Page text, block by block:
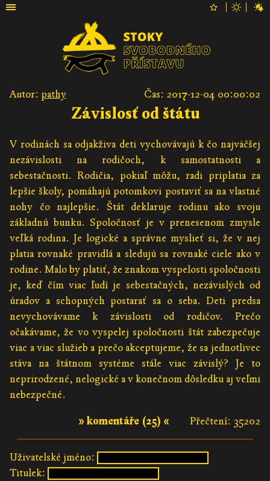
Autor: pathy Čas: 2017-12-04 00:00:02
Závislosť od štátu
V rodinách sa odjakživa deti vychovávajú k čo najväčšej
nezávislosti na rodičoch, k samostatnosti a
sebestačnosti. Rodičia, pokiaľ môžu, radi priplatia za
lepšie školy, pomáhajú potomkovi postaviť sa na vlastné
nohy čo najlepšie. Štát deklaruje rodinu ako svoju
základnú bunku. Spoločnosť je v prenesenom zmysle
veľká rodina. Je logické a správne myslieť si, že v nej
platia rovnaké pravidlá a sledujú sa rovnaké ciele ako v
rodine. Malo by platiť, že znakom vyspelosti spoločnosti
je, keď čím viac ľudí je sebestačných, nezávislých od
úradov a schopných postarať sa o seba. Deti predsa
nevychovávame k závislosti od rodičov. Prečo
očakávame, že vo vyspelej spoločnosti štát zabezpečuje
viac a viac služieb a prečo akceptujeme, že sa jednotlivec
stáva na štátnom systéme stále viac závislý? Je to
neprirodzené, nelogické a v konečnom dôsledku aj veľmi
nebezpečné.
Přečtení: 35202
» komentáře (25) «
Uživatelské jméno:
Titulek: